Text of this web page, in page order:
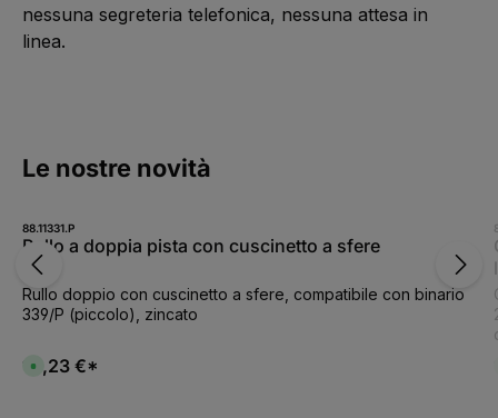
nessuna segreteria telefonica, nessuna attesa in
linea.
Salta la galleria dei prodotti
Le nostre novità
88.11331.P
Rullo a doppia pista con cuscinetto a sfere
Rullo doppio con cuscinetto a sfere, compatibile con binario
339/P (piccolo), zincato
D
10,23 €*